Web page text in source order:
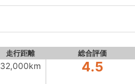
走行距離 総合評価
32,000km 4.5